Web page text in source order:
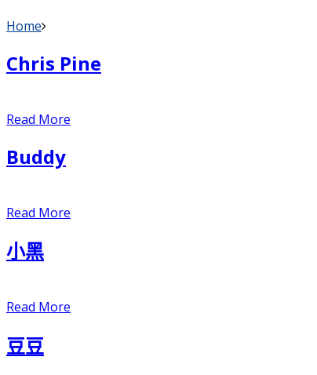
Home
Chris Pine
Read More
Buddy
Read More
小黑
Read More
豆豆